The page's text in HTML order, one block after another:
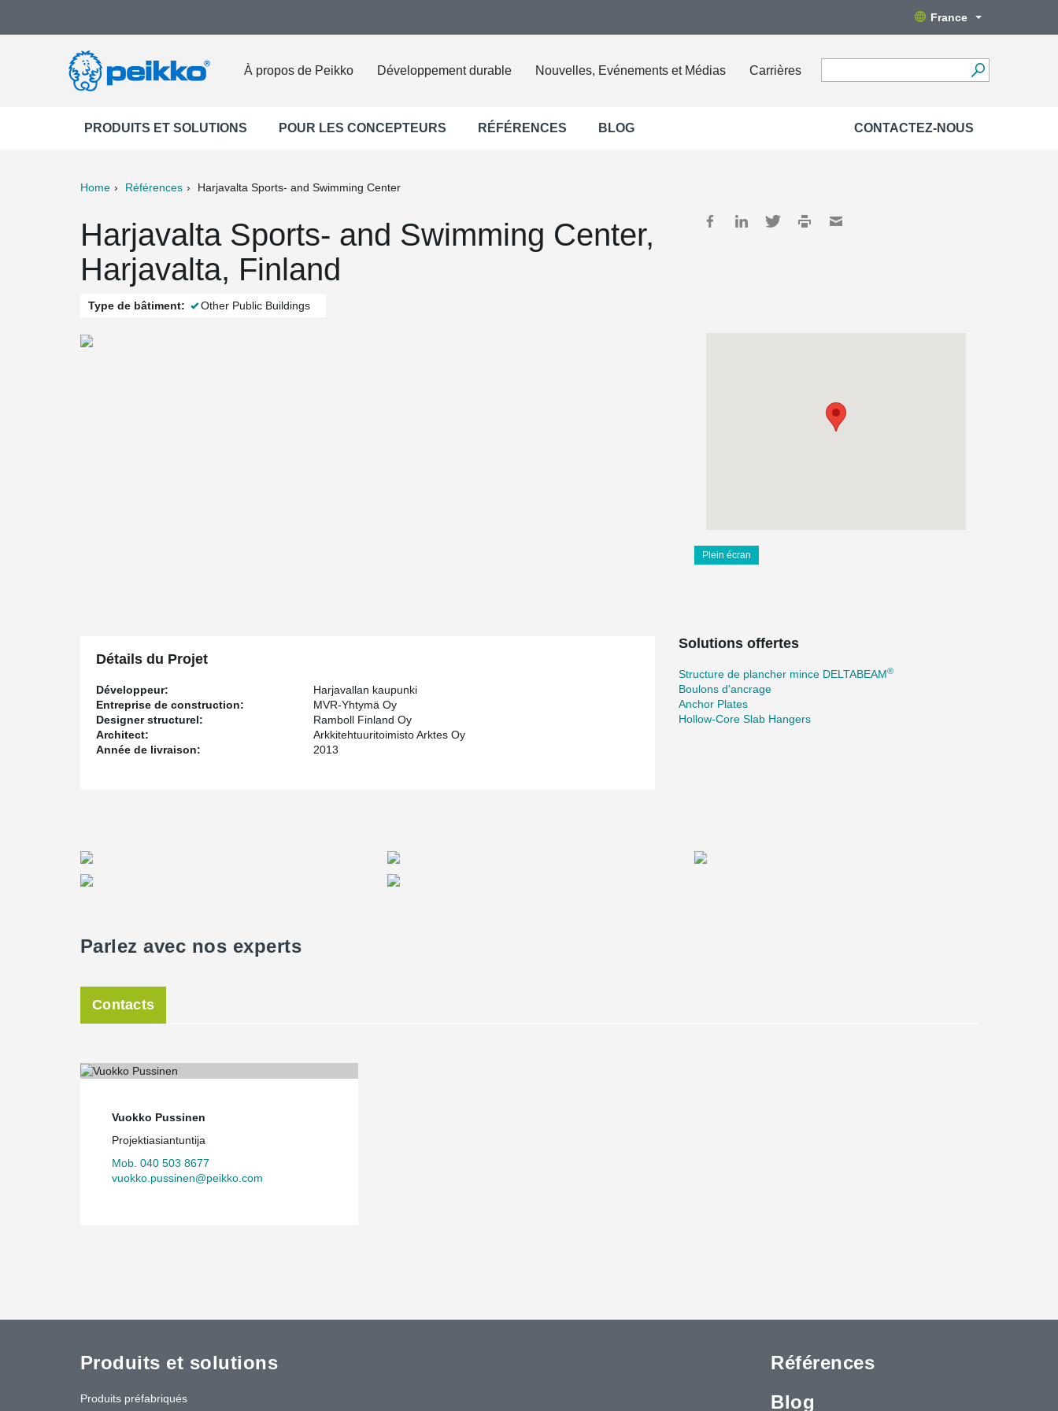
France
À propos de Peikko Développement durable Nouvelles, Evénements et Médias Carrières
PRODUITS ET SOLUTIONS POUR LES CONCEPTEURS RÉFÉRENCES BLOG CONTACTEZ-NOUS
Home Références Harjavalta Sports- and Swimming Center
Harjavalta Sports- and Swimming Center,
Harjavalta, Finland
Type de bâtiment: Other Public Buildings
Plein écran
Détails du Projet
Développeur:
Harjavallan kaupunki
Entreprise de construction:
MVR-Yhtymä Oy
Designer structurel:
Ramboll Finland Oy
Architect:
Arkkitehtuuritoimisto Arktes Oy
Année de livraison:
2013
Solutions offertes
Structure de plancher mince DELTABEAM®
Boulons d'ancrage
Anchor Plates
Hollow-Core Slab Hangers
Parlez avec nos experts
Contacts
Vuokko Pussinen
Projektiasiantuntija
Mob. 040 503 8677
vuokko.pussinen@peikko.com
Produits et solutions
Produits préfabriqués
Références
Blog